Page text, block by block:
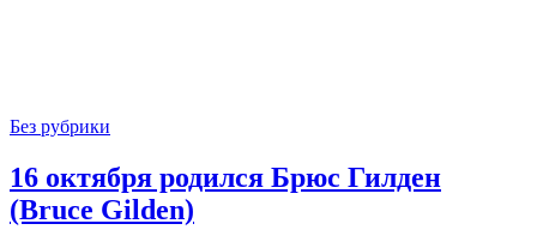
Без рубрики
16 октября родился Брюс Гилден
(Bruce Gilden)